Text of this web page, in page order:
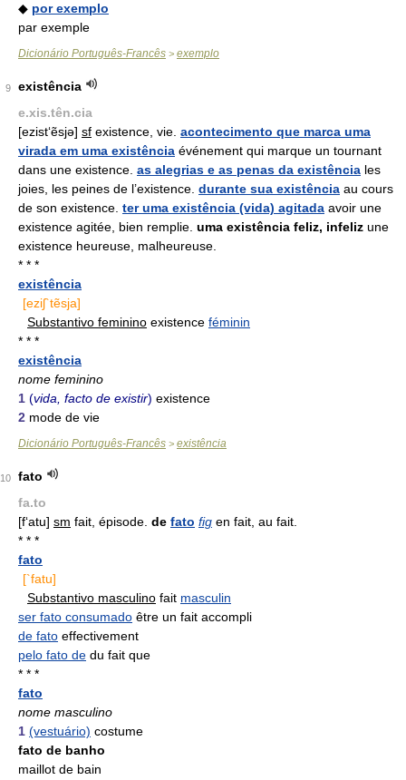
◆ por exemplo
par exemple
Dicionário Português-Francês > exemplo
9
existência
e.xis.tên.cia
[ezist‘ẽsjə] sf existence, vie. acontecimento que marca uma
virada em uma existência événement qui marque un tournant
dans une existence. as alegrias e as penas da existência les
joies, les peines de l’existence. durante sua existência au cours
de son existence. ter uma existência (vida) agitada avoir une
existence agitée, bien remplie. uma existência feliz, infeliz une
existence heureuse, malheureuse.
* * *
existência
[eziʃ`tẽsja]
Substantivo feminino existence féminin
* * *
existência
nome feminino
1 (vida, facto de existir) existence
2 mode de vie
Dicionário Português-Francês > existência
10
fato
fa.to
[f‘atu] sm fait, épisode. de fato fig en fait, au fait.
* * *
fato
[`fatu]
Substantivo masculino fait masculin
ser fato consumado être un fait accompli
de fato effectivement
pelo fato de du fait que
* * *
fato
nome masculino
1 (vestuário) costume
fato de banho
maillot de bain